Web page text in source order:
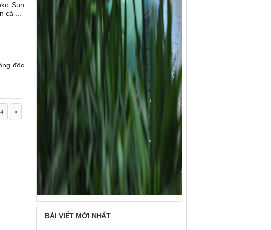
Sun
cả ...
độc
4 »
BÀI VIẾT MỚI NHẤT